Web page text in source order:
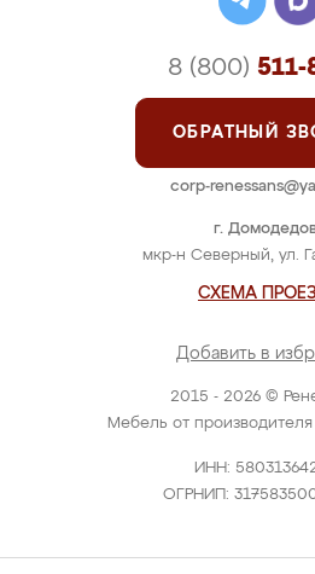
2015 - 2026 ©
Мебель от
ИНН:
ОГРНИП:
г.
мкр-н Северный, ул.
СХЕМА
Добавить в
8 (800) 511-
ОБРАТНЫЙ
corp-